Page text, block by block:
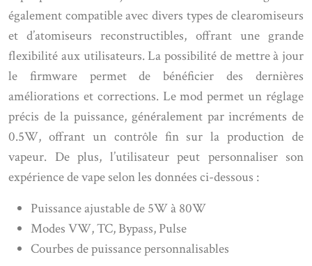
également compatible avec divers types de clearomiseurs
et d’atomiseurs reconstructibles, offrant une grande
flexibilité aux utilisateurs. La possibilité de mettre à jour
le firmware permet de bénéficier des dernières
améliorations et corrections. Le mod permet un réglage
précis de la puissance, généralement par incréments de
0.5W, offrant un contrôle fin sur la production de
vapeur. De plus, l’utilisateur peut personnaliser son
expérience de vape selon les données ci-dessous :
Puissance ajustable de 5W à 80W
Modes VW, TC, Bypass, Pulse
Courbes de puissance personnalisables